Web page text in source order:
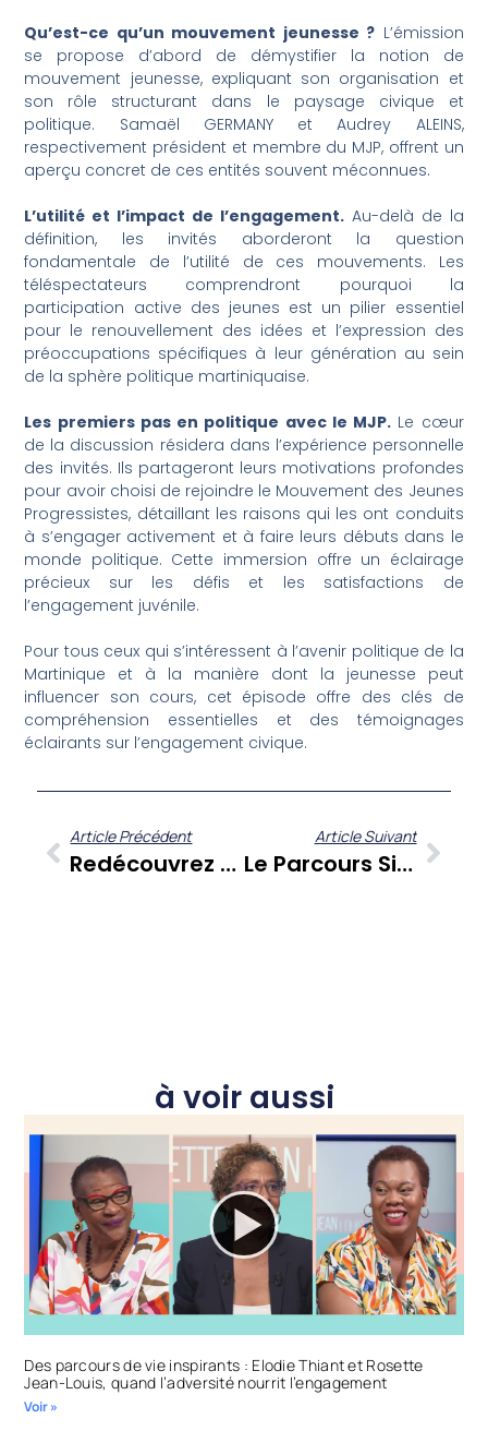
Qu’est-ce qu’un mouvement jeunesse ? L’émission
se propose d’abord de démystifier la notion de
mouvement jeunesse, expliquant son organisation et
son rôle structurant dans le paysage civique et
politique. Samaël GERMANY et Audrey ALEINS,
respectivement président et membre du MJP, offrent un
aperçu concret de ces entités souvent méconnues.
L’utilité et l’impact de l’engagement.Au-delà de la
définition, les invités aborderont la question
fondamentale de l’utilité de ces mouvements. Les
téléspectateurs comprendront pourquoi la
participation active des jeunes est un pilier essentiel
pour le renouvellement des idées et l’expression des
préoccupations spécifiques à leur génération au sein
de la sphère politique martiniquaise.
Les premiers pas en politique avec le MJP. Le cœur
de la discussion résidera dans l’expérience personnelle
des invités. Ils partageront leurs motivations profondes
pour avoir choisi de rejoindre le Mouvement des Jeunes
Progressistes, détaillant les raisons qui les ont conduits
à s’engager activement et à faire leurs débuts dans le
monde politique. Cette immersion offre un éclairage
précieux sur les défis et les satisfactions de
l’engagement juvénile.
Pour tous ceux qui s’intéressent à l’avenir politique de la
Martinique et à la manière dont la jeunesse peut
influencer son cours, cet épisode offre des clés de
compréhension essentielles et des témoignages
éclairants sur l’engagement civique.
Article Précédent
Redécouvrez Les Moments Forts De FANM : Un ‘Best Of’ Dédié Aux Voix Féminines Des Antilles-Guyane
Article Suivant
Le Parcours Singulier De Chanto Laviolette, Du Marin Aux Sphères D’excellence
à voir aussi
Des parcours de vie inspirants : Elodie Thiant et Rosette
Jean-Louis, quand l’adversité nourrit l’engagement
Voir »